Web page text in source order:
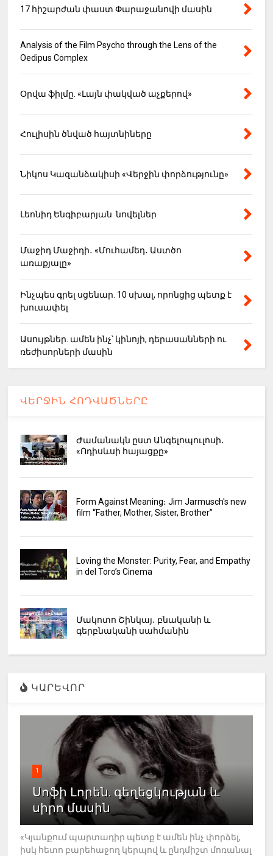
17 հիշարժան փաստ Փարաջանովի մասին
Analysis of the Film Psycho through the Lens of the
Oedipus Complex
Օրվա ֆիլմը. «Լայն փակված աչքերով»
Հուլիսին ծնված հայտնիները
Նիկոս Կազանձակիսի «Վերջին փորձությունը»
Լեոնիդ Ենգիբարյան. նովելներ
Մաջիդ Մաջիդի․ «Մուհամեդ․ Աստծո
առաքյալը»
Ինչպես գրել սցենար. 10 սխալ, որոնցից պետք է
խուսափել
Ասույթներ. ամեն ինչ՝ կինոյի, դերասանների ու
ռեժիսորների մասին
ՎԵՐՋԻՆ ՀՈԴՎԱԾՆԵՐԸ
Ժամանակն ըստ Անգելոպուլոսի․
«Ոդիսևսի հայացքը»
Form Against Meaning։ Jim Jarmusch's new
film “Father, Mother, Sister, Brother”
Loving the Monster: Purity, Fear, and Empathy
in del Toro’s Cinema
Մակոտո Շինկայ․ բնականի և
գերբնականի սահմանին
ԿԱՐԵՎՈՐ
1
Սոֆի Լորեն. գեղեցկության և
սիրո մասին
«Կյանքում պարտադիր պետք է ամեն ինչ փորձել,
իսկ հետո բարեհաջող կերպով և ընդմիշտ մոռանալ